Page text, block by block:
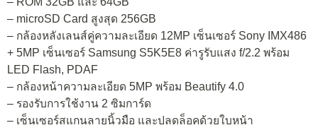
– microSD Card สูงสุด 256GB
– กล้องหลังเลนส์คู่ความละเอียด 12MP เซ็นเซอร์ Sony IMX486
+ 5MP เซ็นเซอร์ Samsung S5K5E8 ค่ารูรับแสง f/2.2 พร้อม
LED Flash, PDAF
– กล้องหน้าความละเอียด 5MP พร้อม Beautify 4.0
– รองรับการใช้งาน 2 ซิมการ์ด
– เซ็นเซอร์สแกนลายนิ้วมือ และปลดล็อคด้วยใบหน้า